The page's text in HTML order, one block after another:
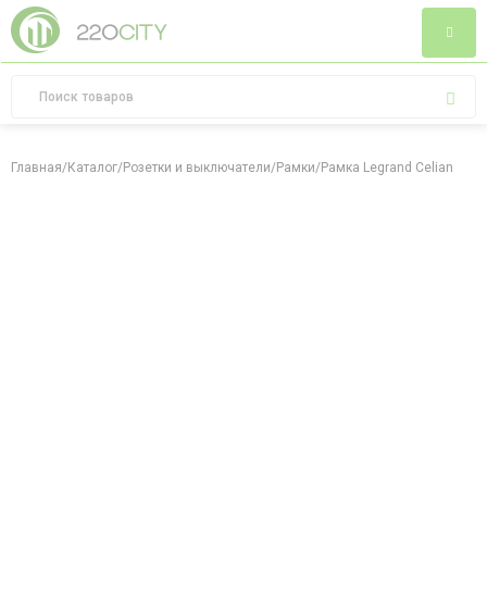
Главная/Каталог/Розетки и выключатели/Рамки/Рамка Legrand Celiane из